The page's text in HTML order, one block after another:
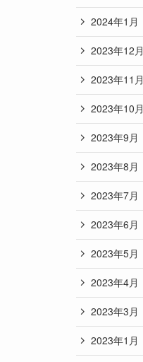
2024年1月
2023年12月
2023年11月
2023年10月
2023年9月
2023年8月
2023年7月
2023年6月
2023年5月
2023年4月
2023年3月
2023年1月